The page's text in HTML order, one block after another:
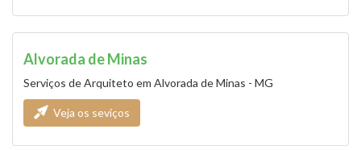
Alvorada de Minas
Serviços de Arquiteto em Alvorada de Minas - MG
Veja os seviços